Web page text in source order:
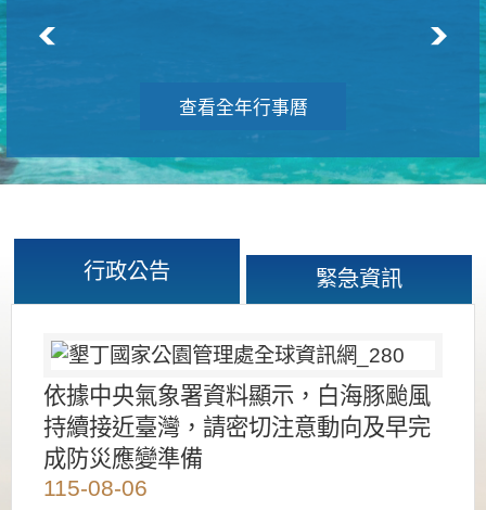
查看全年行事曆
行政公告 緊急資訊
依據中央氣象署資料顯示，白海豚颱風
持續接近臺灣，請密切注意動向及早完
成防災應變準備
115-08-06